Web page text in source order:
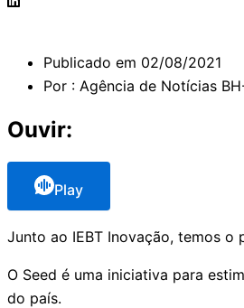
Publicado em 02/08/2021
Por : Agência de Notícias
Ouvir:
Play
Junto ao IEBT Inovação, temos
O Seed é uma iniciativa para
do país.